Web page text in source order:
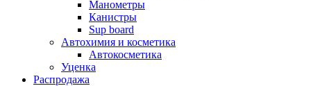
Манометры
Канистры
Sup board
Автохимия и косметика
Автокосметика
Уценка
Распродажа